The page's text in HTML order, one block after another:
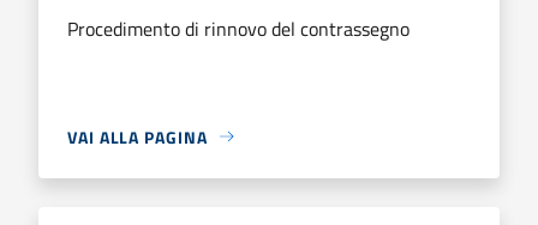
Procedimento di rinnovo del contrassegno
VAI ALLA PAGINA